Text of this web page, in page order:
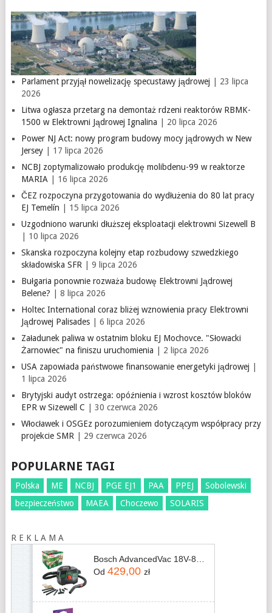
Parlament przyjął nowelizację specustawy jądrowej | 23 lipca
2026
Litwa ogłasza przetarg na demontaż rdzeni reaktorów RBMK-
1500 w Elektrowni Jądrowej Ignalina | 20 lipca 2026
Power NJ Act: nowy program budowy mocy jądrowych w New
Jersey| 17 lipca 2026
NCBJ zoptymalizowało produkcję molibdenu-99 w reaktorze
MARIA| 16 lipca 2026
ČEZ rozpoczyna przygotowania do wydłużenia do 80 lat pracy
EJ Temelín | 15 lipca 2026
Uzgodniono warunki dłuższej eksploatacji elektrowni Sizewell B
| 10 lipca 2026
Skanska rozpoczyna kolejny etap rozbudowy szwedzkiego
składowiska SFR| 9 lipca 2026
Bułgaria ponownie rozważa budowę Elektrowni Jądrowej
Belene? | 8 lipca 2026
Holtec International coraz bliżej wznowienia pracy Elektrowni
Jądrowej Palisades| 6 lipca 2026
Załadunek paliwa w ostatnim bloku EJ Mochovce. "Słowacki
Żarnowiec" na finiszu uruchomienia | 2 lipca 2026
USA zapowiada państwowe finansowanie energetyki jądrowej
1 lipca 2026
Brytyjski audyt ostrzega: opóźnienia i wzrost kosztów bloków
EPR w Sizewell C | 30 czerwca 2026
Włocławek i OSGEz porozumieniem dotyczącym współpracy przy
projekcie SMR| 29 czerwca 2026
POPULARNE TAGI
Polska ME NCBJ PGE EJ1 PAA PPEJ
Sobolewski
bezpieczeństwo
MAEA Choczewo SOLARIS
R E K L A M A
Bosch AdvancedVac 18V-8 06033E1000
Od 429,00 zł